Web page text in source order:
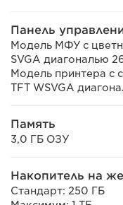
Панель
Модель МФУ с
SVGA диагональю
Модель принтера с
TFT WSVGA
Память
3,0 ГБ ОЗУ
Накопитель на
Стандарт: 250 ГБ